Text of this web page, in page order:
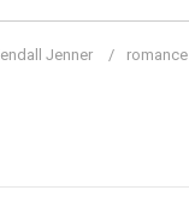
Jenner romance